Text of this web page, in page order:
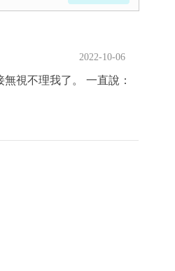
2022-10-06
視不理我了。 一直說：